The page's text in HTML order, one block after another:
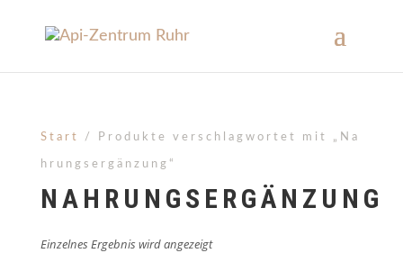
Start / Produkte verschlagwortet mit „Na
hrungsergänzung“
NAHRUNGSERGÄNZUNG
Einzelnes Ergebnis wird angezeigt